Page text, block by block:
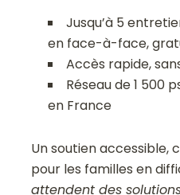
Jusqu’à 5
en face-à-face,
Accès rapide,
Réseau de 1 500
en France
Un soutien accessible,
pour les familles en
attendent des